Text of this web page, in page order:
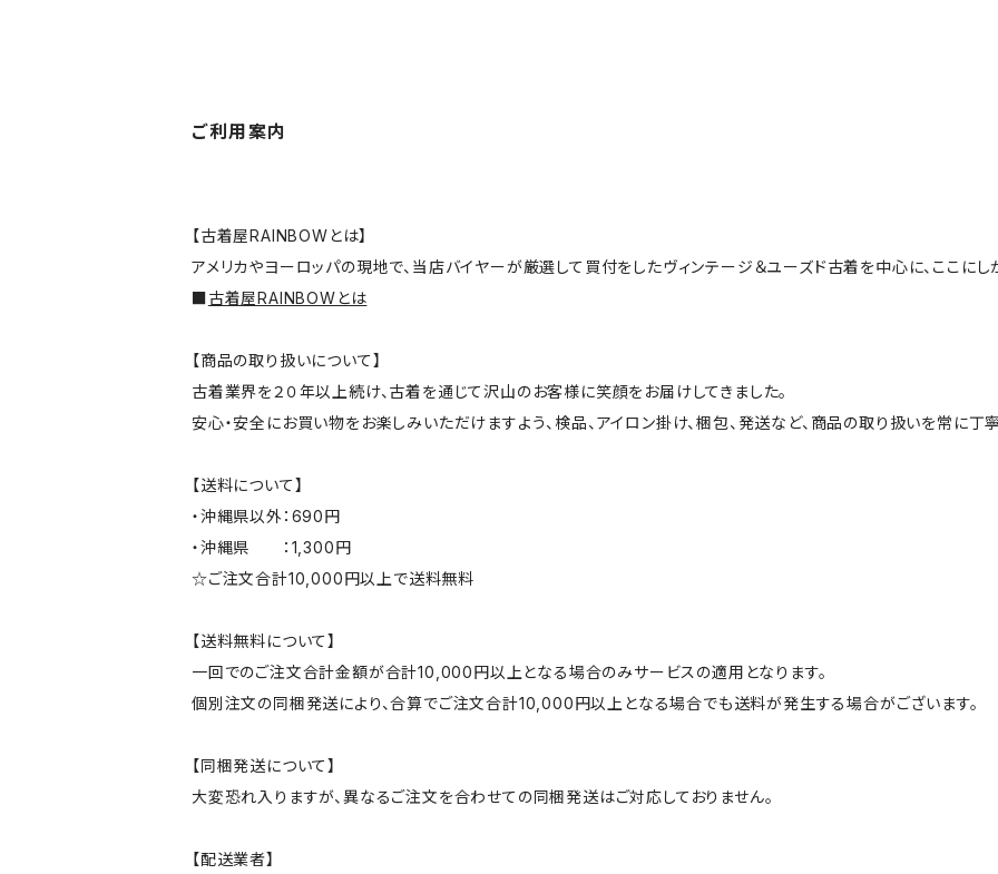
ご利用案内
【古着屋RAINBOWとは】
アメリカやヨーロッパの現地で、当店バイヤーが厳選して買付をしたヴィンテージ＆ユーズド古着を中心に、ここに
■古着屋RAINBOWとは
【商品の取り扱いについて】
古着業界を２０年以上続け、古着を通じて沢山のお客様に笑顔をお届けしてきました。
安心・安全にお買い物をお楽しみいただけますよう、検品、アイロン掛け、梱包、発送など、商品の取り扱いを常に丁寧
【送料について】
・沖縄県以外：690円
・沖縄県 ：1,300円
☆ご注文合計10,000円以上で送料無料
【送料無料について】
一回でのご注文合計金額が合計10,000円以上となる場合のみサービスの適用となります。
個別注文の同梱発送により、合算でご注文合計10,000円以上となる場合でも送料が発生する場合がございます。
【同梱発送について】
大変恐れ入りますが、異なるご注文を合わせての同梱発送はご対応しておりません。
【配送業者】